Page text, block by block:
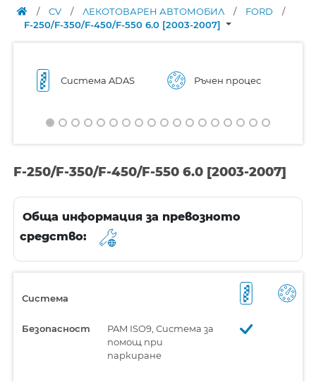
/ CV / ЛЕКОТОВАРЕН АВТОМОБИЛ / FORD
/
F-250/F-350/F-450/F-550 6.0 [2003-2007]
Система ADAS Ръчен процес
F-250/F-350/F-450/F-550 6.0 [2003-2007]
Обща информация за превозното
средство:
Система
Безопасност
PAM ISO9, Система за
помощ при
паркиране